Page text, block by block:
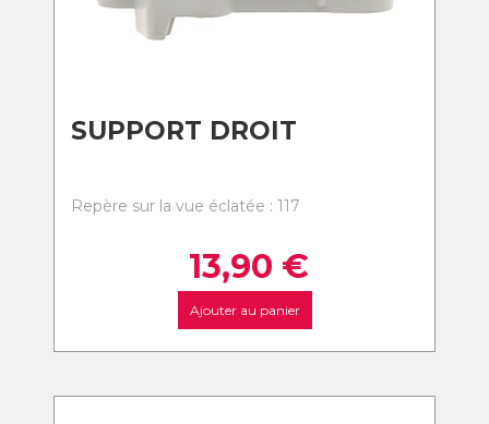
SUPPORT DROIT
Repère sur la vue éclatée : 117
13,90 €
Ajouter au panier